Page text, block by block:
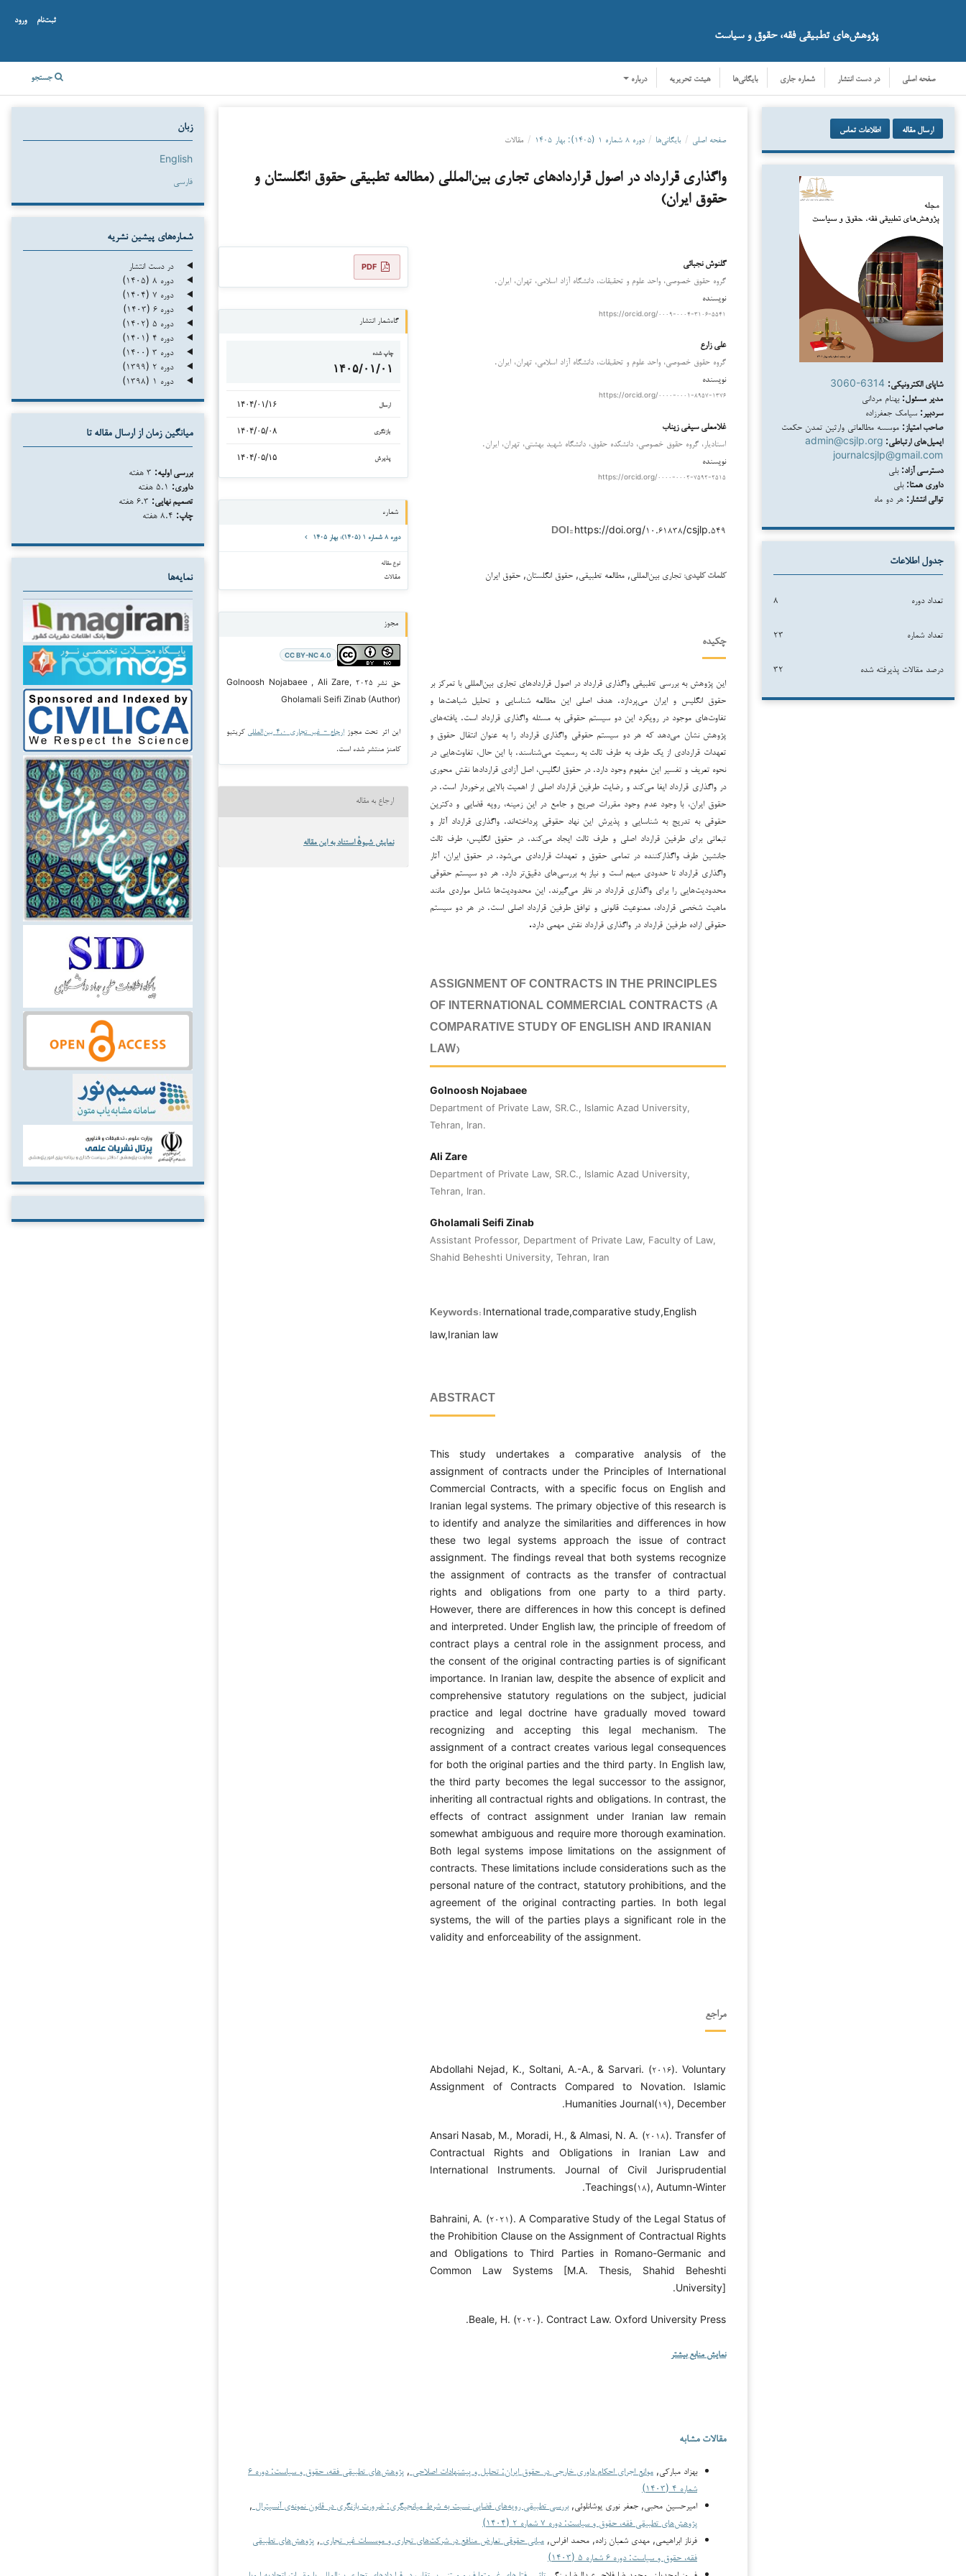
پژوهش‌های تطبیقی فقه، حقوق و سیاست
صفحه اصلی در دست انتشار شماره جاری بایگانی‌ها هیئت تحریریه درباره جستجو
ثبت‌نام ورود
ارسال مقاله اطلاعات تماس
شاپای الکترونیکی: 3060-6314
مدیر مسئول: بهنام مردانی
سردبیر: سیامک جعفرزاده
صاحب امتیاز: موسسه مطالعاتی وارثین تمدن حکمت
ایمیل‌های ارتباطی: admin@csjlp.org
journalcsjlp@gmail.com
دسترسی آزاد: بلی
داوری همتا: بلی
توالی انتشار: هر دو ماه
جدول اطلاعات
تعداد دوره ۸
تعداد شماره ۲۳
درصد مقالات پذیرفته شده ۳۲
صفحه اصلی / بایگانی‌ها / دوره ۸ شماره ۱ (۱۴۰۵): بهار ۱۴۰۵ / مقالات
واگذاری قرارداد در اصول قراردادهای تجاری بین‌المللی (مطالعه تطبیقی حقوق انگلستان و
حقوق ایران)
گلنوش نجبائي
گروه حقوق خصوصی، واحد علوم و تحقیقات، دانشگاه آزاد اسلامی، تهران، ایران.
نویسنده
https://orcid.org/۰۰۰۹-۰۰۰۴-۳۱۰۶-۵۵۴۱
علی زارع
گروه حقوق خصوصی، واحد علوم و تحقیقات، دانشگاه آزاد اسلامی، تهران، ایران.
نویسنده
https://orcid.org/۰۰۰۰-۰۰۰۱-۸۹۵۷-۱۳۷۶
غلامعلي سيفي زيناب
استادیار، گروه حقوق خصوصي، دانشكده حقوق، دانشگاه شهيد بهشتي، تهران، ايران.
نویسنده
https://orcid.org/۰۰۰۰-۰۰۰۲-۷۵۹۲-۲۵۱۵
DOI:: https://doi.org/۱۰.۶۱۸۳۸/csjlp.۵۴۹
کلمات کلیدی: تجاری بین‌المللی, مطالعه تطبیقی, حقوق انگلستان, حقوق ایران
چکیده
این پژوهش به بررسی تطبیقی واگذاری قرارداد در اصول قراردادهای تجاری بین‌المللی با تمرکز بر
حقوق انگلیس و ایران می‌پردازد. هدف اصلی این مطالعه شناسایی و تحلیل شباهت‌ها و
تفاوت‌های موجود در رویکرد این دو سیستم حقوقی به مسئله واگذاری قرارداد است. یافته‌های
پژوهش نشان می‌دهد که هر دو سیستم حقوقی واگذاری قرارداد را به عنوان انتقال حقوق و
تعهدات قراردادی از یک طرف به طرف ثالث به رسمیت می‌شناسند. با این حال، تفاوت‌هایی در
نحوه تعریف و تفسیر این مفهوم وجود دارد. در حقوق انگلیس، اصل آزادی قراردادها نقش محوری
در واگذاری قرارداد ایفا می‌کند و رضایت طرفین قرارداد اصلی از اهمیت بالایی برخوردار است. در
حقوق ایران، با وجود عدم وجود مقررات صریح و جامع در این زمینه، رویه قضایی و دکترین
حقوقی به تدریج به شناسایی و پذیرش این نهاد حقوقی پرداخته‌اند. واگذاری قرارداد آثار و
تبعاتی برای طرفین قرارداد اصلی و طرف ثالث ایجاد می‌کند. در حقوق انگلیس، طرف ثالث
جانشین طرف واگذارکننده در تمامی حقوق و تعهدات قراردادی می‌شود. در حقوق ایران، آثار
واگذاری قرارداد تا حدودی مبهم است و نیاز به بررسی‌های دقیق‌تر دارد. هر دو سیستم حقوقی
محدودیت‌هایی را برای واگذاری قرارداد در نظر می‌گیرند. این محدودیت‌ها شامل مواردی مانند
ماهیت شخصی قرارداد، ممنوعیت قانونی و توافق طرفین قرارداد اصلی است. در هر دو سیستم
حقوقی اراده طرفین قرارداد در واگذاری قرارداد نقش مهمی دارد.
ASSIGNMENT OF CONTRACTS IN THE PRINCIPLES
OF INTERNATIONAL COMMERCIAL CONTRACTS (A
COMPARATIVE STUDY OF ENGLISH AND IRANIAN
LAW)
Golnoosh Nojabaee
Department of Private Law, SR.C., Islamic Azad University,
Tehran, Iran.
Ali Zare
Department of Private Law, SR.C., Islamic Azad University,
Tehran, Iran.
Gholamali Seifi Zinab
Assistant Professor, Department of Private Law, Faculty of Law,
Shahid Beheshti University, Tehran, Iran
Keywords: International trade,comparative study,English
law,Iranian law
ABSTRACT
This study undertakes a comparative analysis of the
assignment of contracts under the Principles of International
Commercial Contracts, with a specific focus on English and
Iranian legal systems. The primary objective of this research is
to identify and analyze the similarities and differences in how
these two legal systems approach the issue of contract
assignment. The findings reveal that both systems recognize
the assignment of contracts as the transfer of contractual
rights and obligations from one party to a third party.
However, there are differences in how this concept is defined
and interpreted. Under English law, the principle of freedom of
contract plays a central role in the assignment process, and
the consent of the original contracting parties is of significant
importance. In Iranian law, despite the absence of explicit and
comprehensive statutory regulations on the subject, judicial
practice and legal doctrine have gradually moved toward
recognizing and accepting this legal mechanism. The
assignment of a contract creates various legal consequences
for both the original parties and the third party. In English law,
the third party becomes the legal successor to the assignor,
inheriting all contractual rights and obligations. In contrast, the
effects of contract assignment under Iranian law remain
somewhat ambiguous and require more thorough examination.
Both legal systems impose limitations on the assignment of
contracts. These limitations include considerations such as the
personal nature of the contract, statutory prohibitions, and the
agreement of the original contracting parties. In both legal
systems, the will of the parties plays a significant role in the
validity and enforceability of the assignment.
مراجع
Abdollahi Nejad, K., Soltani, A.-A., & Sarvari. (۲۰۱۶). Voluntary
Assignment of Contracts Compared to Novation. Islamic
Humanities Journal(۱۹), December.
Ansari Nasab, M., Moradi, H., & Almasi, N. A. (۲۰۱۸). Transfer of
Contractual Rights and Obligations in Iranian Law and
International Instruments. Journal of Civil Jurisprudential
Teachings(۱۸), Autumn-Winter.
Bahraini, A. (۲۰۲۱). A Comparative Study of the Legal Status of
the Prohibition Clause on the Assignment of Contractual Rights
and Obligations to Third Parties in Romano-Germanic and
Common Law Systems [M.A. Thesis, Shahid Beheshti
University].
Beale, H. (۲۰۲۰). Contract Law. Oxford University Press.
نمایش منابع بیشتر
دانلود PDF
گاه‌شمار انتشار
چاپ شده
۱۴۰۵/۰۱/۰۱
ارسال ۱۴۰۴/۰۱/۱۶
بازنگری ۱۴۰۴/۰۵/۰۸
پذیرش ۱۴۰۴/۰۵/۱۵
شماره
دوره ۸ شماره ۱ (۱۴۰۵): بهار ۱۴۰۵
نوع مقاله
مقالات
مجوز
CC BY-NC 4.0
حق نشر ۲۰۲۵ Golnoosh Nojabaee , Ali Zare,
Gholamali Seifi Zinab (Author)
این اثر تحت مجوزارجاع - غیر تجاری ۴.۰ بین‌المللی
کریتیو
کامنز منتشر شده است.
ارجاع به مقاله
نمایش شیوهٔ استناد به این مقاله
مقالات مشابه
بهزاد مبارکی, موانع اجرای احکام داوری خارجی در حقوق ایران: تحلیل و پیشنهادات اصلاحی ,
پژوهش‌های تطبیقی فقه، حقوق و سیاست: دوره ۶
شماره ۴ (۱۴۰۳)
امیرحسین محبی, جعفر نوری یوشانلوئی,بررسی تطبیقی رویه‌های قضایی نسبت به شرط میانجیگری: ضرورت بازنگری در قانون نمونه‌ی آنسیترال ,
پژوهش‌های تطبیقی فقه، حقوق و سیاست: دوره ۷ شماره ۲ (۱۴۰۴)
فرناز ابراهیمی, مهدی شعبان زاده, محمد افراس, مبانی حقوقی تعارض منافع در شرکت‌های تجاری و موسسات غیر تجاری , پژوهش‌های تطبیقی
فقه، حقوق و سیاست: دوره ۶ شماره ۵ (۱۴۰۳)
فیروز امجدیان, محمدرضا فلاح, عبدالرضا برزگر, تاثیر رفتارهای غیرمتعارف و مبتنی بر تقلب در قراردادهای تجاری بین­المللی با مقررات اتحادیه اروپا
زبان
English
فارسی
شماره‌های پیشین نشریه
در دست انتشار
دوره ۸ (۱۴۰۵)
دوره ۷ (۱۴۰۴)
دوره ۶ (۱۴۰۳)
دوره ۵ (۱۴۰۲)
دوره ۴ (۱۴۰۱)
دوره ۳ (۱۴۰۰)
دوره ۲ (۱۳۹۹)
دوره ۱ (۱۳۹۸)
میانگین زمان از ارسال مقاله تا
بررسی اولیه:
داوری:
تصمیم نهایی:
چاپ:
نمایه‌ها